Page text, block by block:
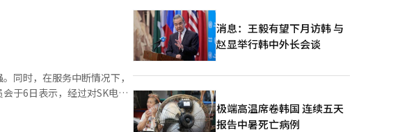
同时，在服务中断情况下，
于6日表示，经过对SK电
条款、用户名及密码责任转
消息：王毅有望下月访韩 与
赵显举行韩中外长会谈
极端高温席卷韩国 连续五天
报告中暑死亡病例